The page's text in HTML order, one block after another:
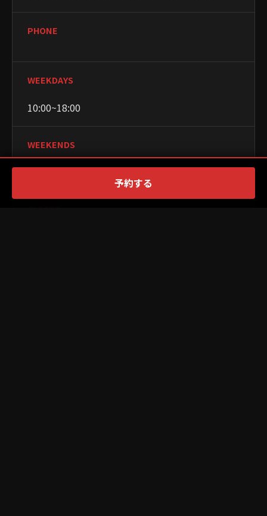
PHONE
WEEKDAYS
10:00~18:00
WEEKENDS
10:00~18:00
予約する